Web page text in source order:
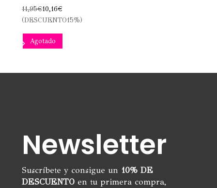
11,95€10,16€
(DESCUENTO15%)
Agotado
Newsletter
Suscríbete y consigue un 10% DE
DESCUENTOen tu primera compra,